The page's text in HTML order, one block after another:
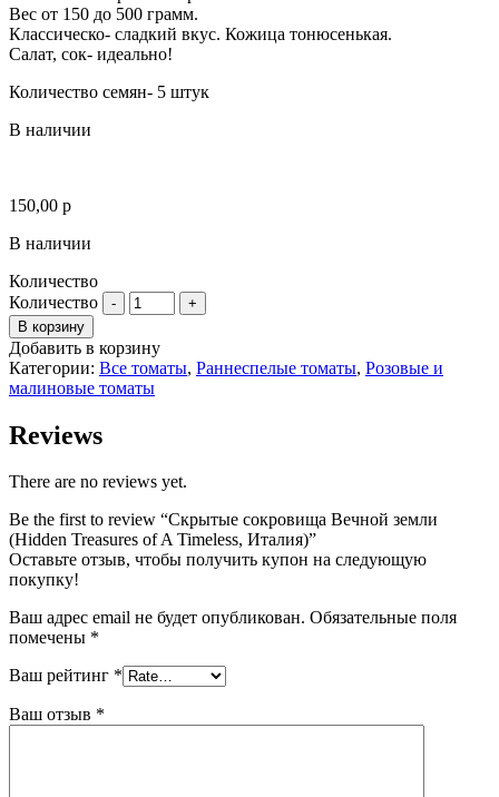
Вес от 150 до 500 грамм.
Классическо- сладкий вкус. Кожица тонюсенькая.
Салат, сок- идеально!
Количество семян- 5 штук
В наличии
150,00 р
В наличии
Количество
Количество
В корзину
Добавить в корзину
Категории: Все томаты, Раннеспелые томаты, Розовые и
малиновые томаты
Reviews
There are no reviews yet.
Be the first to review “Скрытые сокровища Вечной земли
(Hidden Treasures of A Timeless, Италия)”
Оставьте отзыв, чтобы получить купон на следующую
покупку!
Ваш адрес email не будет опубликован. Обязательные поля
помечены *
Ваш рейтинг *
Ваш отзыв *